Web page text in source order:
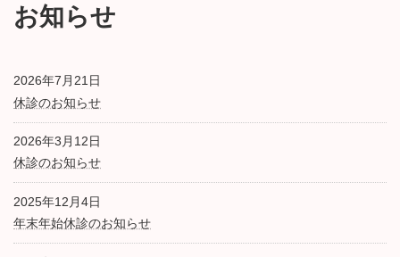
お知らせ
2026年7月21日
休診のお知らせ
2026年3月12日
休診のお知らせ
2025年12月4日
年末年始休診のお知らせ